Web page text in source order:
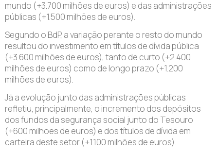
mundo (+3.700 milhões de euros) e das administrações
públicas (+1.500 milhões de euros).
Segundo o BdP, a variação perante o resto do mundo
resultou do investimento em títulos de dívida pública
(+3.600 milhões de euros), tanto de curto (+2.400
milhões de euros) como de longo prazo (+1.200
milhões de euros).
Já a evolução junto das administrações públicas
refletiu, principalmente, o incremento dos depósitos
dos fundos da segurança social junto do Tesouro
(+600 milhões de euros) e dos títulos de dívida em
carteira deste setor (+1.100 milhões de euros).